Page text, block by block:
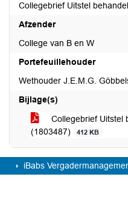
Collegebrief Uitstel
Afzender
College van B en W
Portefeuillehouder
Wethouder J.E.M.G.
Bijlage(s)
Collegebrief Uitstel
(1803487)
412 KB
iBabs